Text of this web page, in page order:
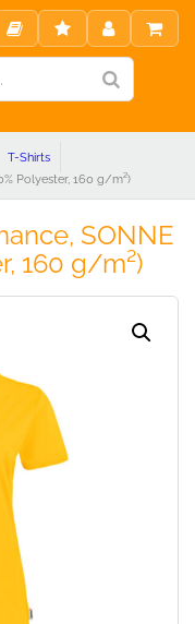
T-Shirts
Polyester, 160 g/m²)
SONNE
160 g/m²)